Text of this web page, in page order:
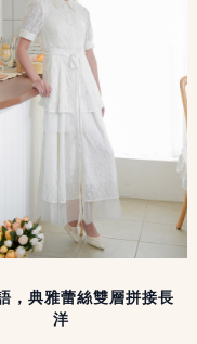
，典雅蕾絲雙層拼接長
洋